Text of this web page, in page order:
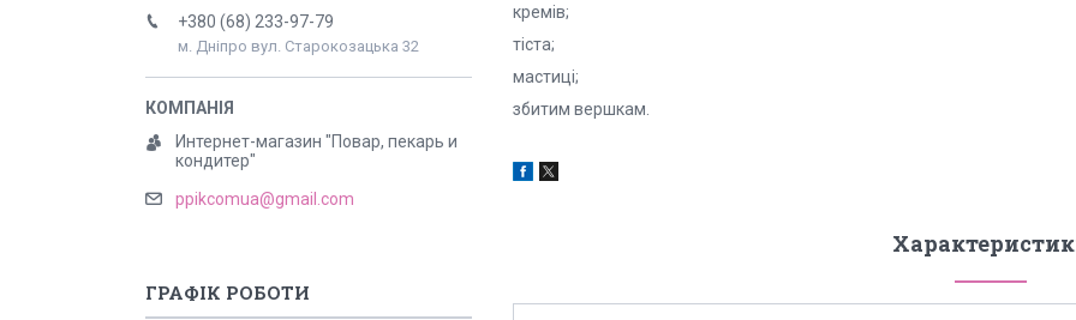
кремів;
тіста;
мастиці;
збитим вершкам.
+380 (68) 233-97-79
м. Дніпро вул. Старокозацька 32
Интернет-магазин "Повар, пекарь и
кондитер"
ppikcomua@gmail.com
ГРАФІК РОБОТИ